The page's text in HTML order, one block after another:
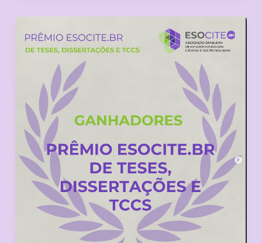
pesquisadoras
da
RAFeCT
são
premiadas
na
ESOCITE-
BR
2025,
marcando